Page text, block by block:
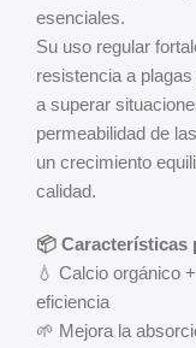
esenciales.
Su uso regular
resistencia a
a superar
permeabilidad de
un crecimiento
calidad.
📦 Características
💧 Calcio orgánico
eficiencia
🌱 Mejora la